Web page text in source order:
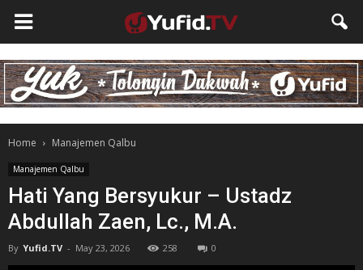
Home Manajemen Qalbu
Manajemen Qalbu
Hati Yang Bersyukur – Ustadz
Abdullah Zaen, Lc., M.A.
By Yufid.TV - May 23, 2026 258 0